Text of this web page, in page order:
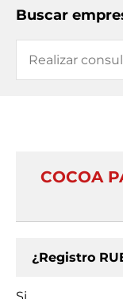
Buscar
COCOA
¿Registro